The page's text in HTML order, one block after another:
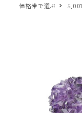
価格帯で選ぶ